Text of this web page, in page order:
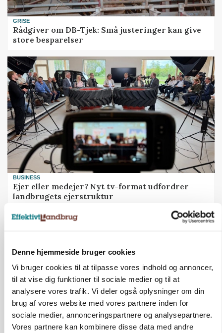
Denne hjemmeside bruger cookies
Vi bruger cookies til at tilpasse vores indhold og annoncer,
til at vise dig funktioner til sociale medier og til at
analysere vores trafik. Vi deler også oplysninger om din
brug af vores website med vores partnere inden for
sociale medier, annonceringspartnere og analysepartnere.
Vores partnere kan kombinere disse data med andre
GRISE
Rådgiver om DB-Tjek: Små justeringer kan give
store besparelser
BUSINESS
Ejer eller medejer? Nyt tv-format udfordrer
landbrugets ejerstruktur
Loading...